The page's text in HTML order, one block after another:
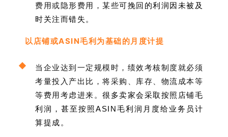
费用或隐形费用，某些可挽回的利润因未被及
时关注而错失。
以店铺或ASIN毛利为基础的月度计提
当企业达到一定规模时，绩效考核制度就必须
考量投入产出比，将采购、库存、物流成本等
等费用考虑进来。 很多卖家会采取按照店铺毛
利润，甚至按照ASIN毛利润月度给业务员计
算提成。